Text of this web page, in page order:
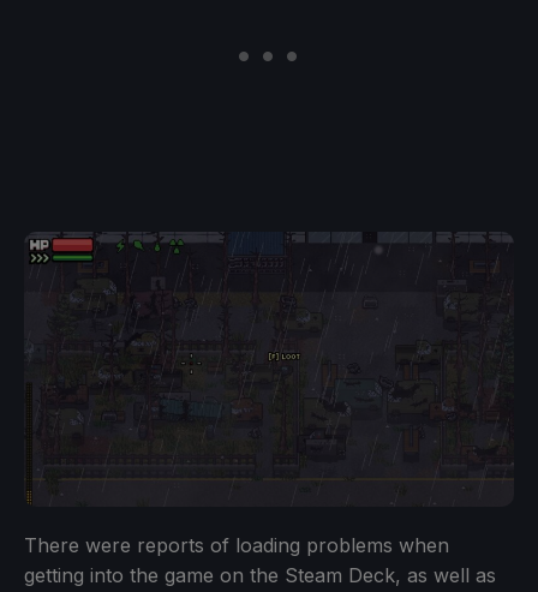
There were reports of loading problems when
getting into the game on the Steam Deck, as well as